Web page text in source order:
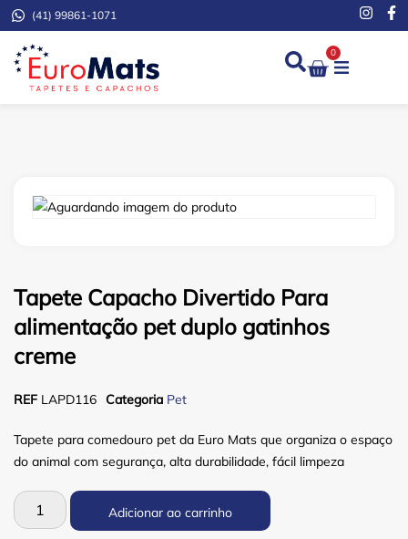
(41) 99861-1071
0
Tapete Capacho Divertido Para
alimentação pet duplo gatinhos
creme
REF LAPD116 Categoria Pet
Tapete para comedouro pet da Euro Mats que organiza o espaço
do animal com segurança, alta durabilidade, fácil limpeza
Adicionar ao carrinho